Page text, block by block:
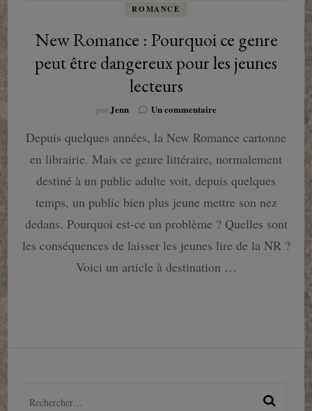
ROMANCE
New Romance : Pourquoi ce genre
peut être dangereux pour les jeunes
lecteurs
parJenn Un commentairesur
Romance
Pourquoi
ce
genre
peut
être
dangereux
pour
jeunes
Depuis quelques années, la New Romance cartonne
en librairie. Mais ce genre littéraire, normalement
destiné à un public adulte voit, depuis quelques
temps, un public bien plus jeune mettre son nez
dedans. Pourquoi est-ce un problème ? Quelles sont
les conséquences de laisser les jeunes lire de la NR ?
Voici un article à destination …
Rechercher :